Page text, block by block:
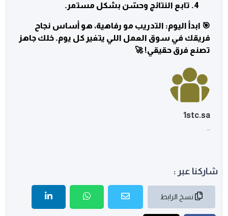
تابع النتائج وحسّن بشكل مستمر.
🎯 ابدأ اليوم: التدريب مو رفاهية، هو أساس نجاح
فريقك في سوق العمل اللي يتغير كل يوم. خلك جاهز
تصنع فرق حقيقي! 🚀
1stc.sa
شاركنا عبر :
نسخ الرابط